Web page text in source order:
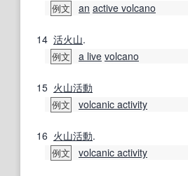
例文 an active volcano
14 活火山.
例文 a live volcano
15 火山活動
例文 volcanic activity
16 火山活動.
例文 volcanic activity